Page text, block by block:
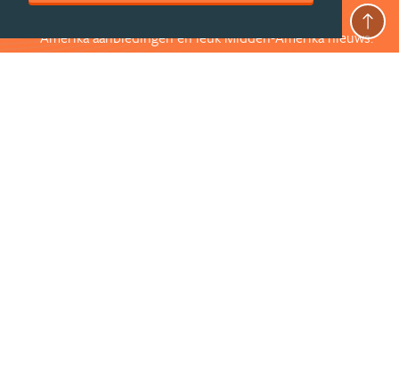
Amerika aanbiedingen en leuk Midden-Amerika nieuws.
Bekijk de mooiste foto's en doe mee met prijsvragen.